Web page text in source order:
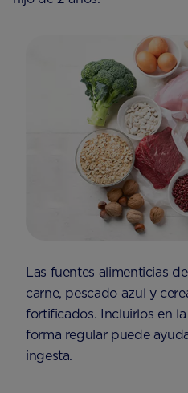
Las fuentes alimenticias
carne, pescado azul y
fortificados. Incluirlos en
forma regular puede
ingesta.